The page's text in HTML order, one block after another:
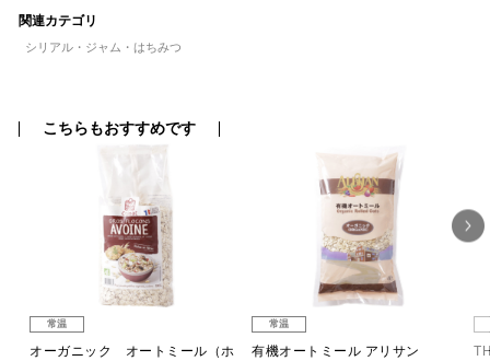
関連カテゴリ
シリアル・ジャム・はちみつ
こちらもおすすめです
常温
オーガニック オートミール（ホ
常温
有機オートミール アリサン